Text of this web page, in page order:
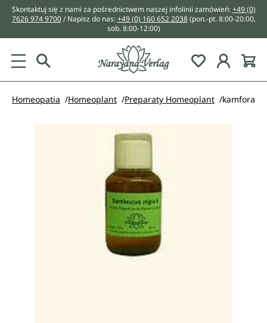
zawartości
Skontaktuj się z nami za pośrednictwem naszej infolinii zamówień:+49 (0)
7626 974 9700/ Napisz do nas:+49 (0) 160 652 2038 (pon.-pt. 8:00-20:00,
sob. 8:00-12:00)
You have 0
Homeopatia Homeoplant Preparaty Homeoplant kamfora